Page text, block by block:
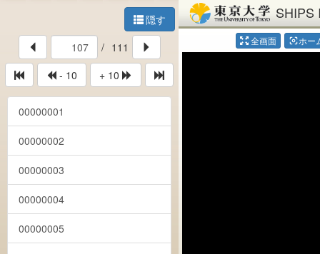
隠す
/ 111
- 10
+ 10
00000001
00000002
00000003
00000004
00000005
SHIPS
全画面 center_focus_weakホー